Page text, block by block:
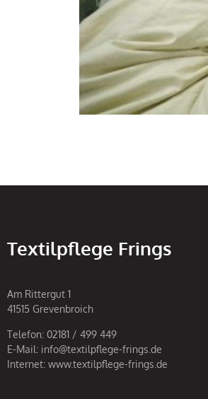
Textilpflege Frings
Am Rittergut 1
41515 Grevenbroich
Telefon: 02181 / 499 449
E-Mail: info@textilpflege-frings.de
Internet: www.textilpflege-frings.de